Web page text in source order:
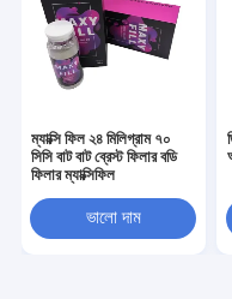
ম্যাক্সি ফিল ২৪ মিলিগ্রাম ৭০
সিসি বাট বাট ব্রেস্ট ফিলার বডি
ফিলার ম্যাক্সিফিল
ভালো দাম